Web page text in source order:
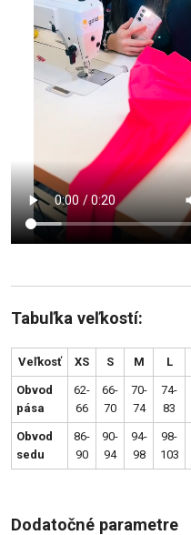
Tabuľka veľkostí:
Veľkosť XS S M L
Obvod
pása
62-
66
66-
70
70-
74
74-
83
Obvod
sedu
86-
90
90-
94
94-
98
98-
103
Dodatočné parametre